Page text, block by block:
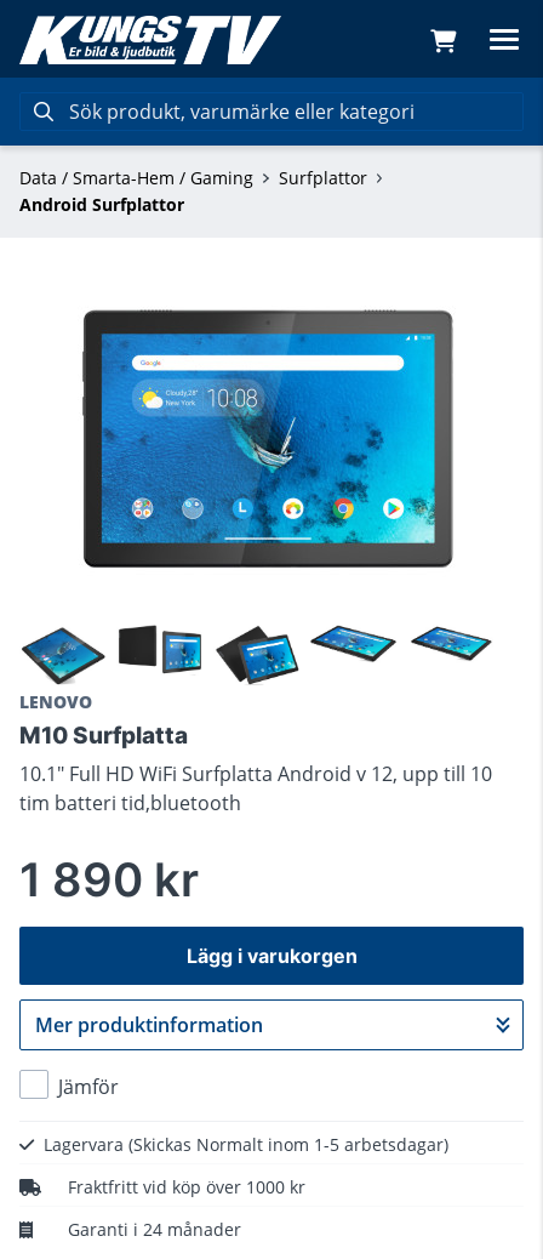
Data / Smarta-Hem / Gaming
Surfplattor
Android Surfplattor
LENOVO
M10 Surfplatta
10.1" Full HD WiFi Surfplatta Android v 12, upp till 10
tim batteri tid,bluetooth
1 890 kr
Lägg i varukorgen
Gå till kassan
Mer produktinformation
Jämför
Lagervara (Skickas Normalt inom 1-5 arbetsdagar)
Fraktfritt vid köp över 1000 kr
Garanti i 24 månader